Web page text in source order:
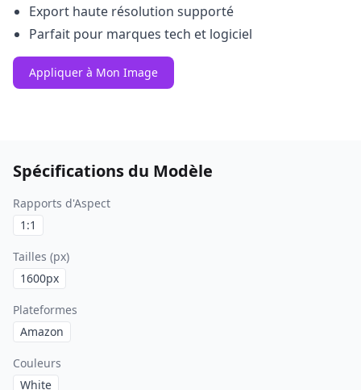
Export haute résolution supporté
Parfait pour marques tech et logiciel
Appliquer à Mon Image
Spécifications du Modèle
Rapports d'Aspect
1:1
Tailles (px)
1600px
Plateformes
Amazon
Couleurs
White